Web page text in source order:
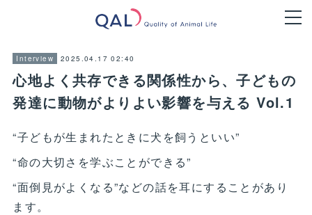
Interview 2025.04.17 02:40
心地よく共存できる関係性から、子どもの
発達に動物がよりよい影響を与える Vol.1
“子どもが生まれたときに犬を飼うといい”
“命の大切さを学ぶことができる”
“面倒見がよくなる”などの話を耳にすることがあり
ます。